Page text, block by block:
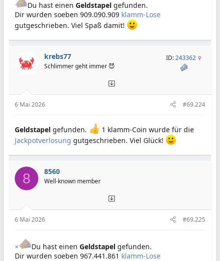
Du hast einen Geldstapel gefunden.
Dir wurden soeben 909.090.909 klamm-Lose
gutgeschrieben. Viel Spaß damit!
krebs77
Schlimmer geht immer 😈
ID:243362
6 Mai 2026 #69.224
Geldstapel gefunden.
1 klamm-Coin wurde für die
Jackpotverlosung gutgeschrieben. Viel Glück!
8 8560
Well-known member
6 Mai 2026 #69.225
× Du hast einen Geldstapel gefunden.
Dir wurden soeben 967.441.861 klamm-Lose